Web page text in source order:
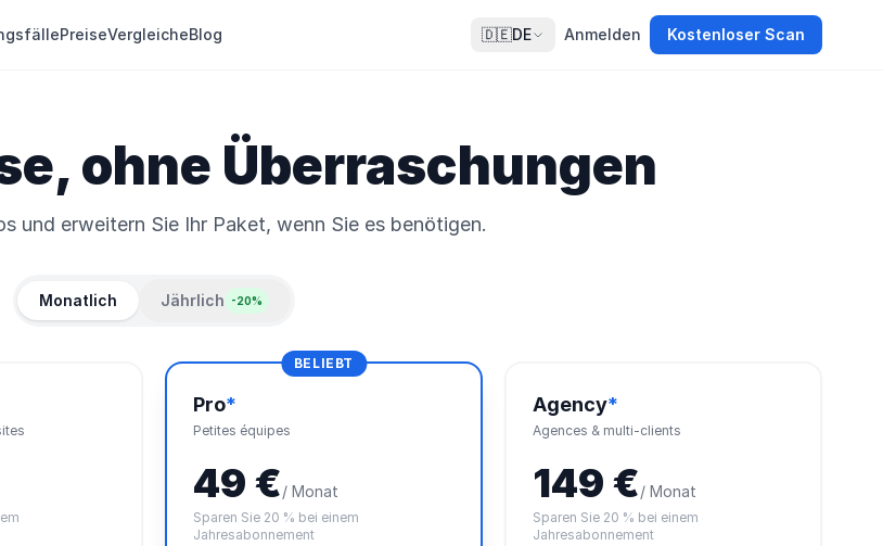
PreiseVergleicheBlog 🇩🇪DE Anmelden Kostenloser Scan
ohne Überraschungen
und erweitern Sie Ihr Paket, wenn Sie es benötigen.
Monatlich Jährlich -20%
BELIEBT
Pro*
Petites équipes
49 €/ Monat
Sparen Sie 20 % bei einem
Jahresabonnement
Agency*
Agences & multi-clients
149 €/ Monat
Sparen Sie 20 % bei einem
Jahresabonnement